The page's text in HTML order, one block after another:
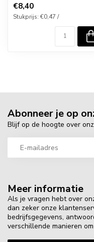
€8,40
Stukprijs: €0,47 /
Meer informatie
Als je vragen hebt over
dan zeker onze
bedrijfsgegevens,
verschillende manieren
Abonneer je op
Blijf op de hoogte over